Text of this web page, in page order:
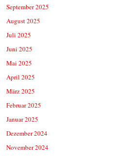
September 2025
August 2025
Juli 2025
Juni 2025
Mai 2025
April 2025
März 2025
Februar 2025
Januar 2025
Dezember 2024
November 2024